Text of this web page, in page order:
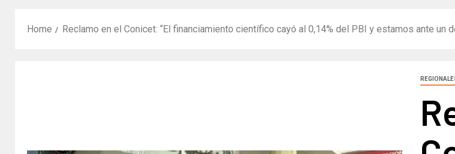
Home Reclamo en el Conicet: “El financiamiento científico cayó al 0,14% del PBI y estamos ante un